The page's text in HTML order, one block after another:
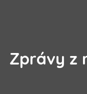
Zprávy z